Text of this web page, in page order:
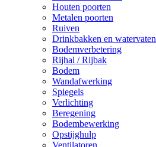
Houten poorten
Metalen poorten
Ruiven
Drinkbakken en watervaten
Bodemverbetering
Rijhal / Rijbak
Bodem
Wandafwerking
Spiegels
Verlichting
Beregening
Bodembewerking
Opstijghulp
Ventilatoren